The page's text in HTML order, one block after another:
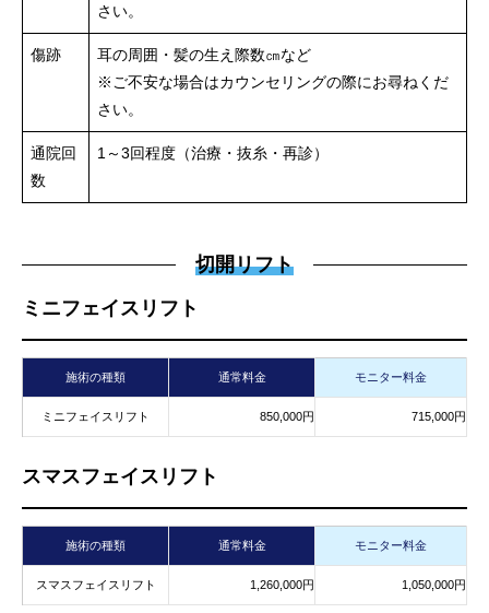
さい。
傷跡
耳の周囲・髪の生え際数㎝など
※ご不安な場合はカウンセリングの際にお尋ねくだ
さい。
通院回
数
1～3回程度（治療・抜糸・再診）
切開リフト
ミニフェイスリフト
施術の種類 通常料金 モニター料金
ミニフェイスリフト 850,000円 715,000円
スマスフェイスリフト
施術の種類 通常料金 モニター料金
スマスフェイスリフト 1,260,000円 1,050,000円